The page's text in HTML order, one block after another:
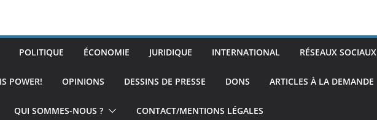
POLITIQUE ÉCONOMIE JURIDIQUE INTERNATIONAL RÉSEAUX SOCIAUX
POWER! OPINIONS DESSINS DE PRESSE DONS ARTICLES À LA DEMANDE
QUI SOMMES-NOUS ? CONTACT/MENTIONS LÉGALES